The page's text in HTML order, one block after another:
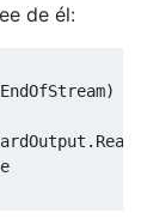
de él:
EndOfStream)
.